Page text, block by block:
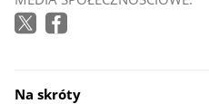
Na skróty